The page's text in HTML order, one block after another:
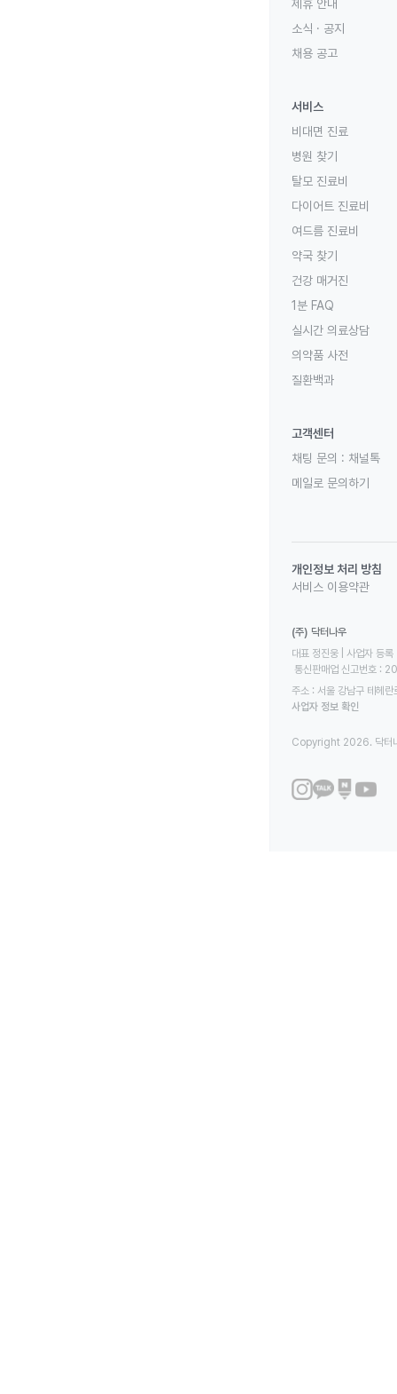
제휴 안내
소식 · 공지
채용 공고
서비스
비대면 진료
병원 찾기
탈모 진료비
다이어트 진료비
여드름 진료비
약국 찾기
건강 매거진
1분 FAQ
실시간 의료상담
의약품 사전
질환백과
고객센터
채팅 문의 : 채널톡
메일로 문의하기
개인정보 처리 방침
서비스 이용약관
(주) 닥터나우
대표 정진웅 | 사업자
통신판매업 신고번호
주소 : 서울 강남구 테헤
사업자 정보 확인
Copyright 2026. 닥터